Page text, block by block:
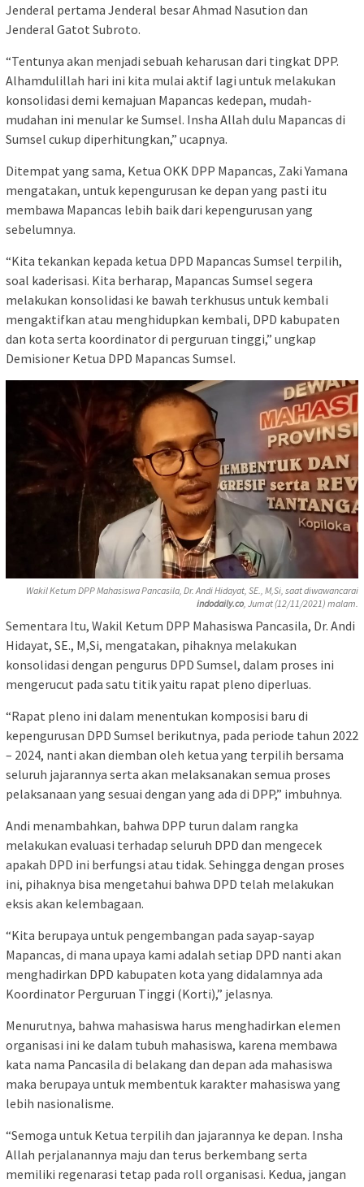
Jenderal pertama Jenderal besar Ahmad Nasution dan
Jenderal Gatot Subroto.
“Tentunya akan menjadi sebuah keharusan dari tingkat DPP.
Alhamdulillah hari ini kita mulai aktif lagi untuk melakukan
konsolidasi demi kemajuan Mapancas kedepan, mudah-
mudahan ini menular ke Sumsel. Insha Allah dulu Mapancas di
Sumsel cukup diperhitungkan,” ucapnya.
Ditempat yang sama, Ketua OKK DPP Mapancas, Zaki Yamana
mengatakan, untuk kepengurusan ke depan yang pasti itu
membawa Mapancas lebih baik dari kepengurusan yang
sebelumnya.
“Kita tekankan kepada ketua DPD Mapancas Sumsel terpilih,
soal kaderisasi. Kita berharap, Mapancas Sumsel segera
melakukan konsolidasi ke bawah terkhusus untuk kembali
mengaktifkan atau menghidupkan kembali, DPD kabupaten
dan kota serta koordinator di perguruan tinggi,” ungkap
Demisioner Ketua DPD Mapancas Sumsel.
Wakil Ketum DPP Mahasiswa Pancasila, Dr. Andi Hidayat, SE., M,Si, saat diwawancarai
indodaily.co , Jumat (12/11/2021) malam.
Sementara Itu, Wakil Ketum DPP Mahasiswa Pancasila, Dr. Andi
Hidayat, SE., M,Si, mengatakan, pihaknya melakukan
konsolidasi dengan pengurus DPD Sumsel, dalam proses ini
mengerucut pada satu titik yaitu rapat pleno diperluas.
“Rapat pleno ini dalam menentukan komposisi baru di
kepengurusan DPD Sumsel berikutnya, pada periode tahun 2022
– 2024, nanti akan diemban oleh ketua yang terpilih bersama
seluruh jajarannya serta akan melaksanakan semua proses
pelaksanaan yang sesuai dengan yang ada di DPP,” imbuhnya.
Andi menambahkan, bahwa DPP turun dalam rangka
melakukan evaluasi terhadap seluruh DPD dan mengecek
apakah DPD ini berfungsi atau tidak. Sehingga dengan proses
ini, pihaknya bisa mengetahui bahwa DPD telah melakukan
eksis akan kelembagaan.
“Kita berupaya untuk pengembangan pada sayap-sayap
Mapancas, di mana upaya kami adalah setiap DPD nanti akan
menghadirkan DPD kabupaten kota yang didalamnya ada
Koordinator Perguruan Tinggi (Korti),” jelasnya.
Menurutnya, bahwa mahasiswa harus menghadirkan elemen
organisasi ini ke dalam tubuh mahasiswa, karena membawa
kata nama Pancasila di belakang dan depan ada mahasiswa
maka berupaya untuk membentuk karakter mahasiswa yang
lebih nasionalisme.
“Semoga untuk Ketua terpilih dan jajarannya ke depan. Insha
Allah perjalanannya maju dan terus berkembang serta
memiliki regenarasi tetap pada roll organisasi. Kedua, jangan